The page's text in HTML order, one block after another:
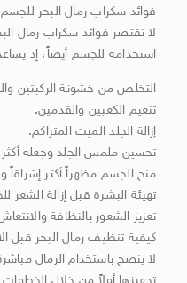
فوائد سكراب رمال البحر للجسم
لا تقتصر فوائد سكراب رمال
استخدامه للجسم أيضاً، إذ
التخلص من خشونة الركبتين
تنعيم الكعبين والقدمين.
إزالة الجلد الميت المتراكم.
تحسين ملمس الجلد وجعله
منح الجسم مظهراً أكثر إشراقاً
تهيئة البشرة قبل إزالة
تعزيز الشعور بالنظافة
كيفية تنظيف رمال البحر قبل
لا ينصح باستخدام الرمال